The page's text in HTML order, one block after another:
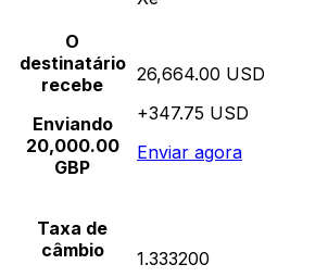
O
destinatário
recebe
Enviando
20,000.00
GBP
26,664.00 USD
+347.75 USD
Enviar agora
Taxa de
câmbio
1.333200